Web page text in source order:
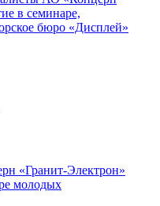
в семинаре,
бюро «Дисплей»
«Гранит-Электрон»
молодых